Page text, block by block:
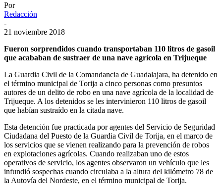
Por
Redacción
-
21 noviembre 2018
Fueron sorprendidos cuando transportaban 110 litros de gasoil
que acababan de sustraer de una nave agrícola en Trijueque
La Guardia Civil de la Comandancia de Guadalajara, ha detenido en
el término municipal de Torija a cinco personas como presuntos
autores de un delito de robo en una nave agrícola de la localidad de
Trijueque. A los detenidos se les intervinieron 110 litros de gasoil
que habían sustraído en la citada nave.
Esta detención fue practicada por agentes del Servicio de Seguridad
Ciudadana del Puesto de la Guardia Civil de Torija, en el marco de
los servicios que se vienen realizando para la prevención de robos
en explotaciones agrícolas. Cuando realizaban uno de estos
operativos de servicio, los agentes observaron un vehículo que les
infundió sospechas cuando circulaba a la altura del kilómetro 78 de
la Autovía del Nordeste, en el término municipal de Torija.